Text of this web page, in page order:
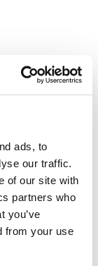
ads, to
our traffic.
of our site with
partners who
you’ve
from your use